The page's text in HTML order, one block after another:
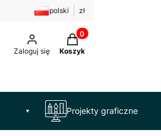
polski zł
Zaloguj się
Produkty w koszyku:
Koszyk
▼ Projekty graficzne